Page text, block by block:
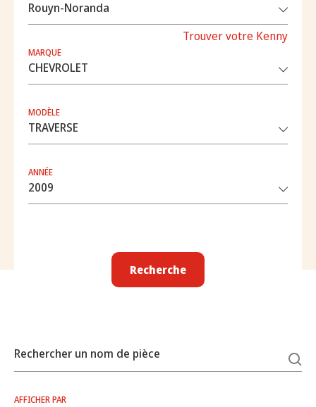
Trouver votre Kenny
MARQUE
MODÈLE
ANNÉE
Recherche
Rechercher un nom de pièce
AFFICHER PAR